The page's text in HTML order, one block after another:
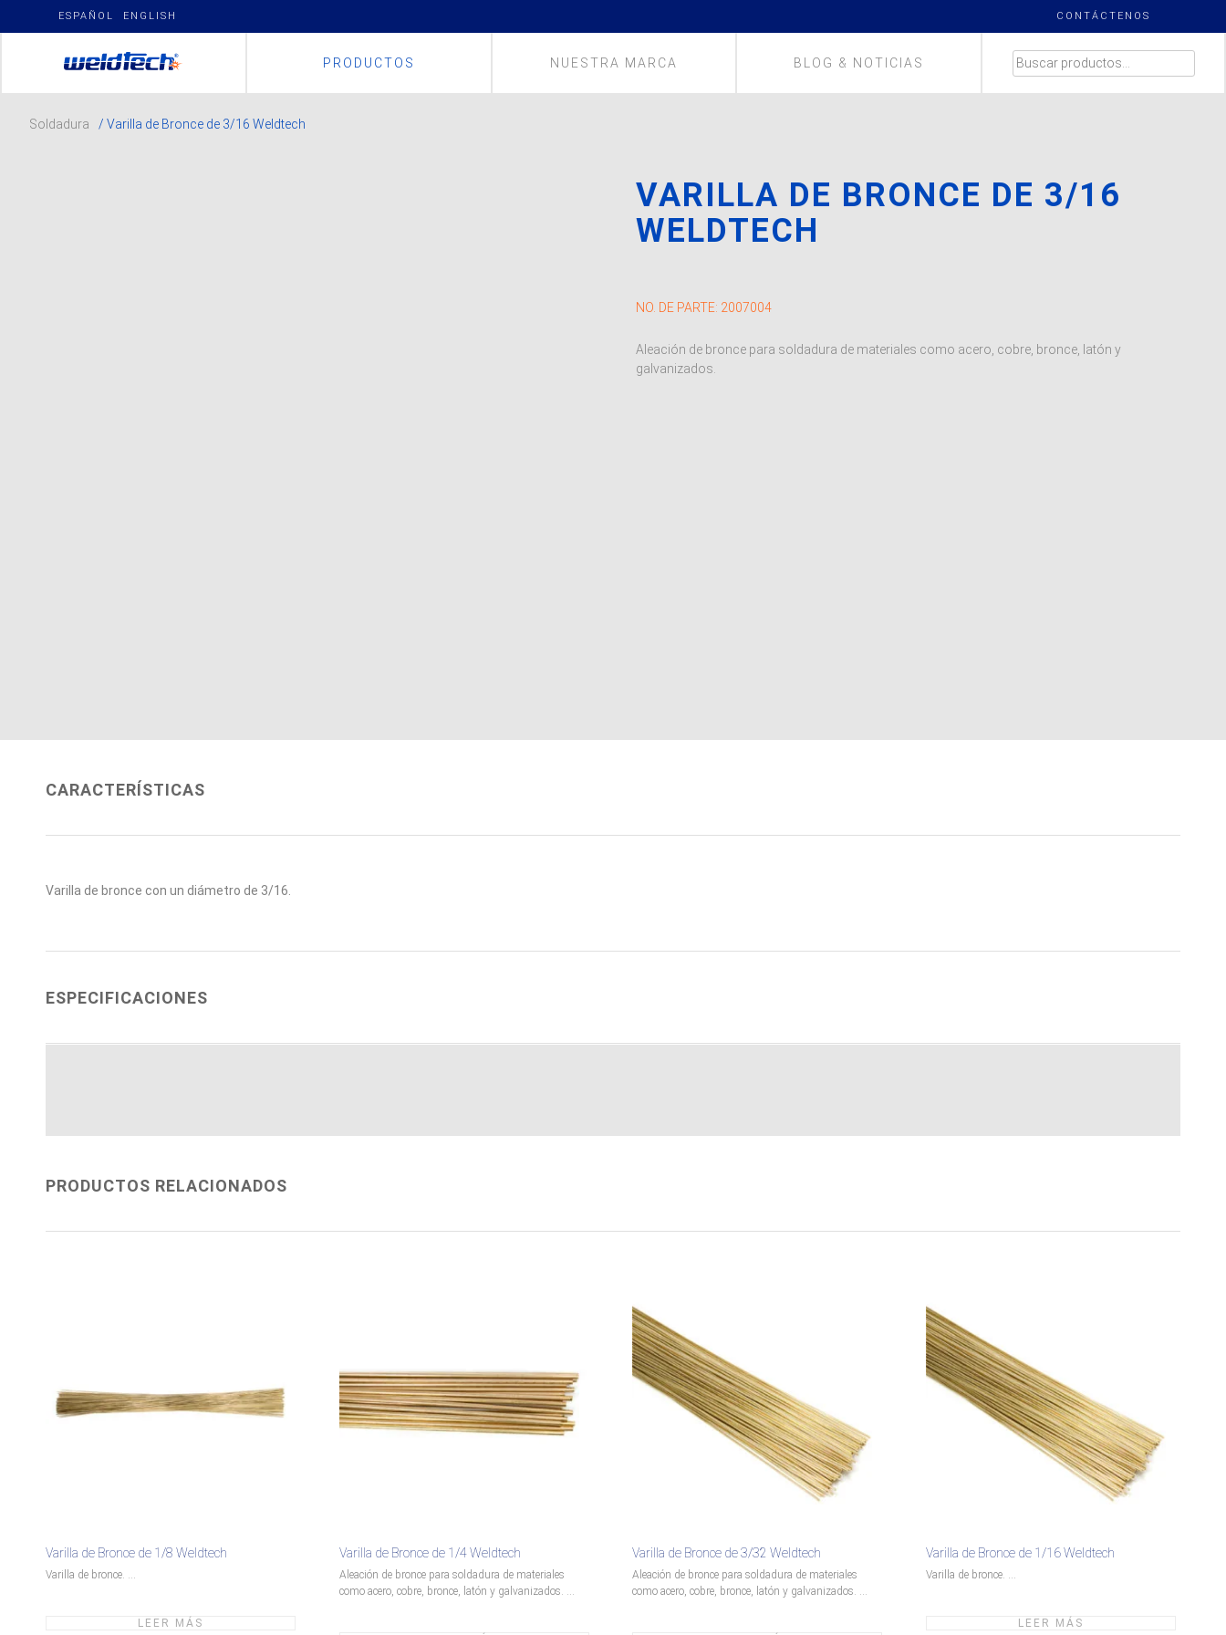
ESPAÑOL ENGLISH CONTÁCTENOS
PRODUCTOS NUESTRA MARCA BLOG & NOTICIAS BUSCAR
Soldadura
/ Varilla de Bronce de 3/16 Weldtech
VARILLA DE BRONCE DE 3/16
WELDTECH
NO. DE PARTE: 2007004
Aleación de bronce para soldadura de materiales como acero, cobre, bronce, latón y
galvanizados.
CARACTERÍSTICAS
Varilla de bronce con un diámetro de 3/16.
ESPECIFICACIONES
PRODUCTOS RELACIONADOS
Varilla de Bronce de 1/8 Weldtech
Varilla de bronce. ...
LEER MÁS
Varilla de Bronce de 1/4 Weldtech
Aleación de bronce para soldadura de materiales
como acero, cobre, bronce, latón y galvanizados. ...
Varilla de Bronce de 3/32 Weldtech
Aleación de bronce para soldadura de materiales
como acero, cobre, bronce, latón y galvanizados. ...
Varilla de Bronce de 1/16 Weldtech
Varilla de bronce. ...
LEER MÁS